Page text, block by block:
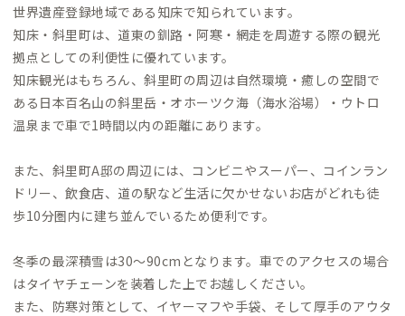
世界遺産登録地域である知床で知られています。
知床・斜里町は、道東の釧路・阿寒・網走を周遊する際の観光
拠点としての利便性に優れています。
知床観光はもちろん、斜里町の周辺は自然環境・癒しの空間で
ある日本百名山の斜里岳・オホーツク海（海水浴場）・ウトロ
温泉まで車で1時間以内の距離にあります。
また、斜里町A邸の周辺には、コンビニやスーパー、コインラン
ドリー、飲食店、道の駅など生活に欠かせないお店がどれも徒
歩10分圏内に建ち並んでいるため便利です。
冬季の最深積雪は30〜90cmとなります。車でのアクセスの場合
はタイヤチェーンを装着した上でお越しください。
また、防寒対策として、イヤーマフや手袋、そして厚手のアウタ